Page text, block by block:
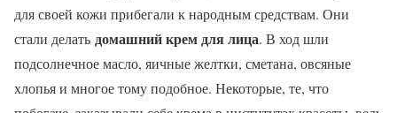
для своей кожи прибегали к народным средствам. Они
стали делать домашний крем для лица. В ход шли
подсолнечное масло, яичные желтки, сметана, овсяные
хлопья и многое тому подобное. Некоторые, те, что